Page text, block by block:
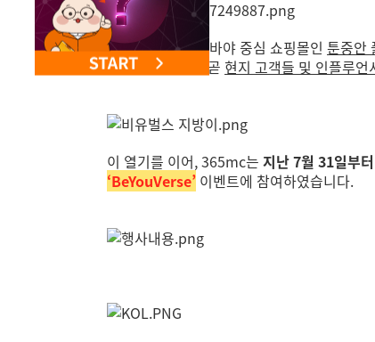
지난 7월 초, 수라바야 중심 쇼핑몰인 툰중안
생소했던 람스가 곧 현지 고객들 및 인플루언
이 열기를 이어, 365mc는 지난 7월 31일부
‘BeYouVerse’ 이벤트에 참여하였습니다.